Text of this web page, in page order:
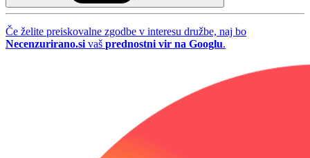
Če želite preiskovalne zgodbe v interesu družbe, naj bo
Necenzurirano.si vaš prednostni vir na Googlu.